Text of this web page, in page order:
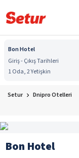
Bon Hotel
Giriş - Çıkış Tarihleri
1 Oda, 2 Yetişkin
Setur Dnipro Otelleri
Bon Hotel